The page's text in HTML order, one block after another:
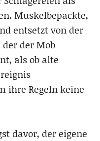
Muskelbepackte,
entsetzt von der
der Mob
als ob alte
ihre Regeln keine
davor, der eigene